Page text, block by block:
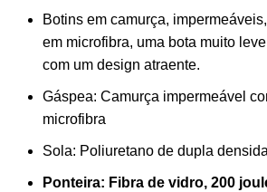
Botins em camurça,
em microfibra, uma bota muito
com um design atraente.
Gáspea: Camurça impermeável
microfibra
Sola: Poliuretano de dupla
Ponteira: Fibra de vidro, 200